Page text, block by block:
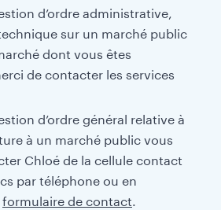
d’ordre administrative,
sur un marché public
dont vous êtes
de contacter les services
d’ordre général relative à
à un marché public vous
Chloé de la cellule contact
par téléphone ou en
formulaire de contact